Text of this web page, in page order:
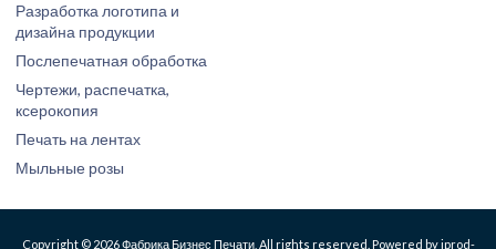
Разработка логотипа и
дизайна продукции
Послепечатная обработка
Чертежи, распечатка,
ксерокопия
Печать на лентах
Мыльные розы
Copyright © 2026 Фабрика Бизнес Печати, All rights reserved. Powered by iprod-